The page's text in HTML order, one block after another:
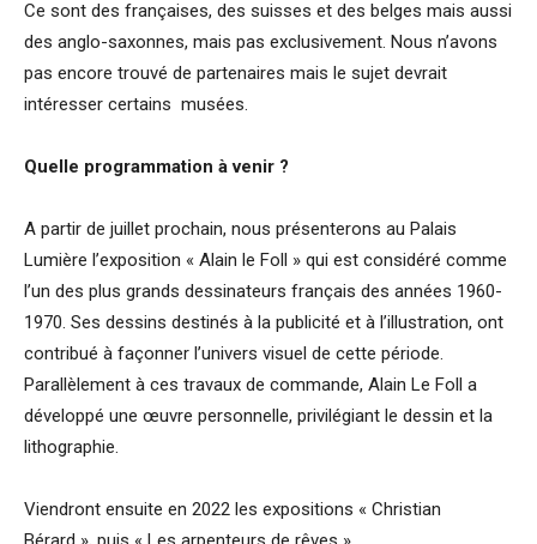
Ce sont des françaises, des suisses et des belges mais aussi
des anglo-saxonnes, mais pas exclusivement. Nous n’avons
pas encore trouvé de partenaires mais le sujet devrait
intéresser certains musées.
Quelle programmation àvenir ?
A partir de juillet prochain, nous présenterons au Palais
Lumière l’exposition « Alain le Foll » qui est considéré comme
l’un des plus grands dessinateurs français des années 1960-
1970. Ses dessins destinés à la publicité et à l’illustration, ont
contribué à façonner l’univers visuel de cette période.
Parallèlement à ces travaux de commande, Alain Le Foll a
développé une œuvre personnelle, privilégiant le dessin et la
lithographie.
Viendront ensuite en 2022 les expositions « Christian